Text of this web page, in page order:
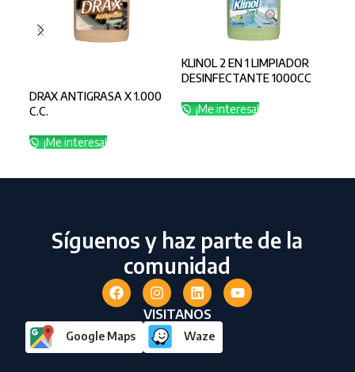
DRAX ANTIGRASA X 1.000
C.C.
¡Me interesa!
KLINOL 2 EN 1 LIMPIADOR
DESINFECTANTE 1000CC
¡Me interesa!
Síguenos y haz parte de la
comunidad
VISITANOS
Google Maps Waze